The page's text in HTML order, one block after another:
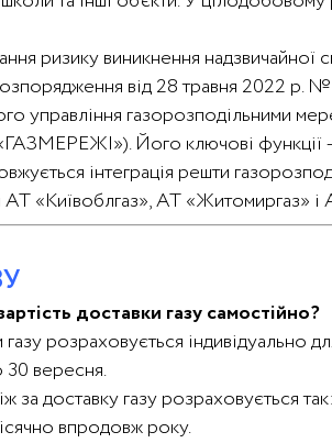
ризику виникнення надзвичайної
від 28 травня 2022 р.
управління газорозподільними
Його ключові функції –
інтеграція решти
«Київоблгаз», АТ «Житомиргаз» і
доставки газу самостійно?
газу розраховується
30 вересня.
за доставку газу розраховується
впродовж року.